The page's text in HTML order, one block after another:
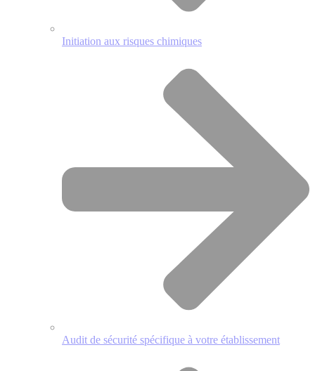
Initiation aux risques chimiques
Audit de sécurité spécifique à votre établissement